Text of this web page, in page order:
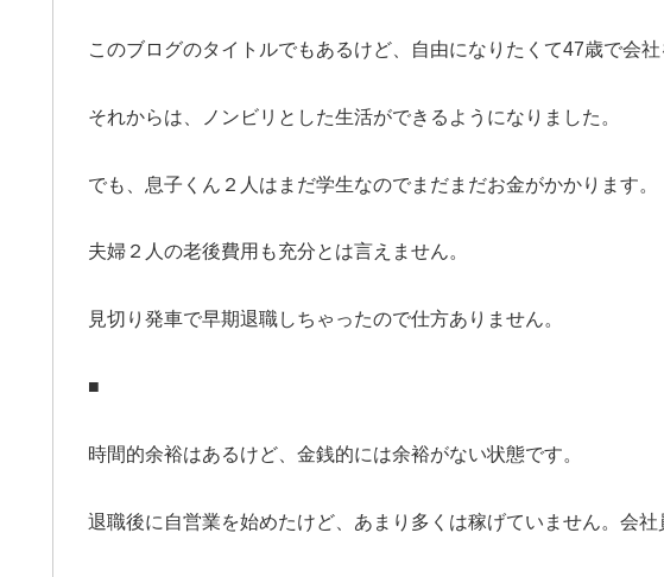
このブログのタイトルでもあるけど、自由になりたくて47歳で会社
それからは、ノンビリとした生活ができるようになりました。
でも、息子くん２人はまだ学生なのでまだまだお金がかかります。
夫婦２人の老後費用も充分とは言えません。
見切り発車で早期退職しちゃったので仕方ありません。
■
時間的余裕はあるけど、金銭的には余裕がない状態です。
退職後に自営業を始めたけど、あまり多くは稼げていません。会社